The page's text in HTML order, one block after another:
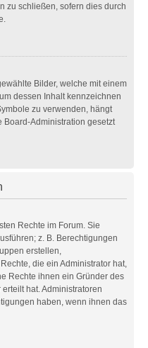
zu schließen, sofern dies durch
Bilder, welche mit einem
dessen Inhalt kennzeichnen
zu verwenden, hängt
Administration gesetzt
Rechte im Forum. Sie
z. B. Berechtigungen
erstellen,
die ein Administrator hat,
Rechte ihnen ein Gründer des
hat. Administratoren
haben, wenn ihnen das